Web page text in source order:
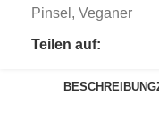
Pinsel , Veganer
Teilen auf:
BESCHREIBUNG